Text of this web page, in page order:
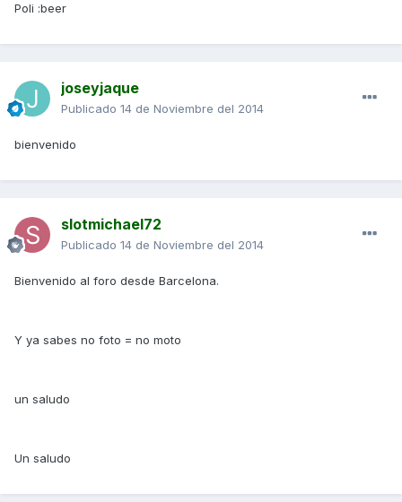
Poli :beer
joseyjaque
Publicado 14 de Noviembre del 2014
bienvenido
slotmichael72
Publicado 14 de Noviembre del 2014
Bienvenido al foro desde Barcelona.
Y ya sabes no foto = no moto
un saludo
Un saludo